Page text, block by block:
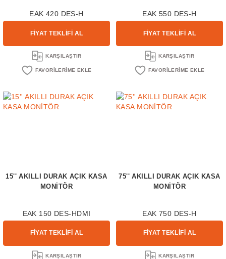
EAK 420 DES-H
FİYAT TEKLİFİ AL
KARŞILAŞTIR
EAK 550 DES-H
FİYAT TEKLİFİ AL
KARŞILAŞTIR
15'' AKILLI DURAK AÇIK KASA
MONİTÖR
EAK 150 DES-HDMI
FİYAT TEKLİFİ AL
KARŞILAŞTIR
75'' AKILLI DURAK AÇIK KASA
MONİTÖR
EAK 750 DES-H
FİYAT TEKLİFİ AL
KARŞILAŞTIR